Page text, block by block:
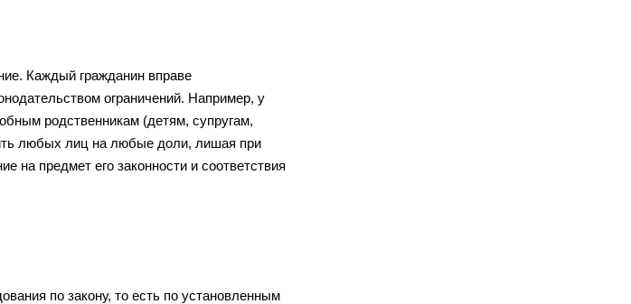
Каждый гражданин вправе
ограничений. Например, у
родственникам (детям, супругам,
любых лиц на любые доли, лишая при
на предмет его законности и соответствия
по закону, то есть по установленным